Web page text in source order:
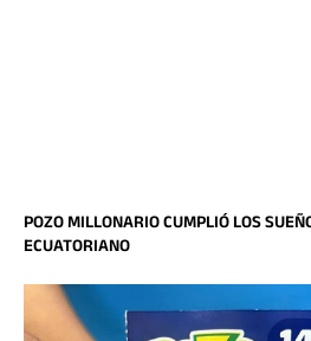
POZO MILLONARIO CUMPLIÓ LOS
ECUATORIANO